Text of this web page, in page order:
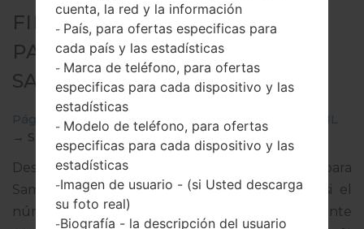
FIRMWARE OFICIAL #15090
PARA SM-J100ML -
SAMSUNGGALAXY J1
Página principal → Galaxy J1
SamsungSM-J100ML
→ SM-J100ML_1_20170214105052_8ucikblmbp.zip
Descargue la última actualización de firmware para
Samsung Galaxy J1, pero no olvide verificar si el
número de modelo de su teléfono inteligente
cuenta, la red y la información
- País, para ofertas especificas para
cada país y las estadísticas
- Marca de teléfono, para ofertas
especificas para cada dispositivo y las
estadísticas
- Modelo de teléfono, para ofertas
especificas para cada dispositivo y las
estadísticas
-Imagen de usuario - (si Usted descarga
su foto real)
-Biografía - la descripción del usuario